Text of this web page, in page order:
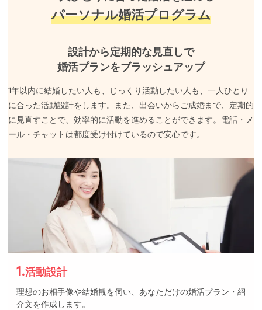
パーソナル婚活プログラム
設計から定期的な見直しで
婚活プランをブラッシュアップ
1年以内に結婚したい人も、じっくり活動したい人も、一人ひとり
に合った活動設計をします。また、出会いからご成婚まで、定期的
に見直すことで、効率的に活動を進めることができます。電話・メ
ール・チャットは都度受け付けているので安心です。
1.活動設計
理想のお相手像や結婚観を伺い、あなただけの婚活プラン・紹
介文を作成します。